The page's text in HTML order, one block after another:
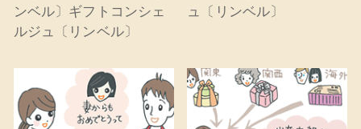
ンベル〕ギフトコンシェ
ルジュ〔リンベル〕
ュ〔リンベル〕